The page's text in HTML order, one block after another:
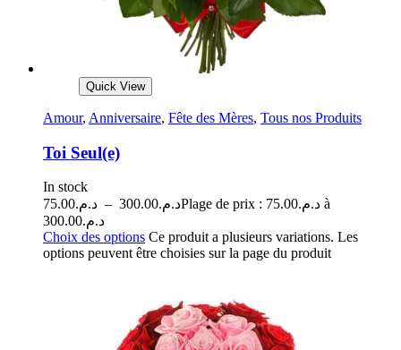
Quick View
Amour, Anniversaire, Fête des Mères, Tous nos Produits
Toi Seul(e)
In stock
د.م.75.00 – د.م.300.00
Plage de prix : د.م.75.00 à
د.م.300.00
Choix des options Ce produit a plusieurs variations. Les
options peuvent être choisies sur la page du produit